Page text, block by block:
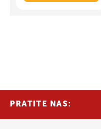
PRATITE NAS: